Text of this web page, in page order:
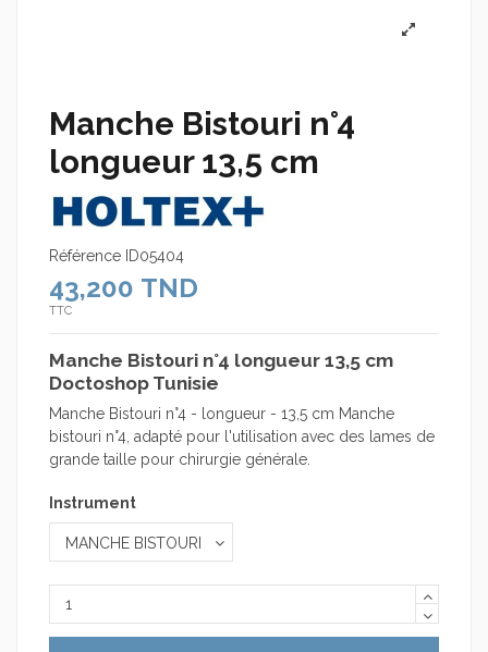
Manche Bistouri n°4
longueur 13,5 cm
Référence ID05404
43,200 TND
TTC
Manche Bistouri n°4 longueur 13,5 cm
Doctoshop Tunisie
Manche Bistouri n°4 - longueur - 13,5 cm Manche
bistouri n°4, adapté pour l'utilisation avec des lames de
grande taille pour chirurgie générale.
Instrument